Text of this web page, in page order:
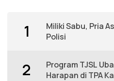
1
Miliki Sabu, Pria
Polisi
2
Program TJSL
Harapan di TPA